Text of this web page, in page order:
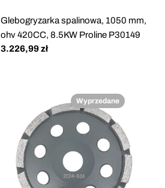
Glebogryzarka spalinowa, 1050 mm,
ohv 420CC, 8.5KW Proline P30149
Cena
3.226,99 zł
Wyprzedane